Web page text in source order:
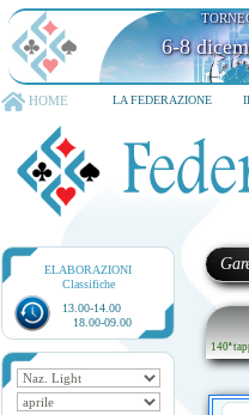
6-8
HOME LA FEDERAZIONE
ELABORAZIONI
Classifiche
13.00-14.00
18.00-09.00
140ª